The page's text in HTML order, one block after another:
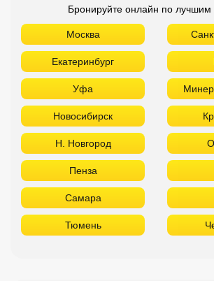
Бронируйте онлайн по
Москва
Екатеринбург
Уфа
Новосибирск
Н. Новгород
Пенза
Самара
Тюмень